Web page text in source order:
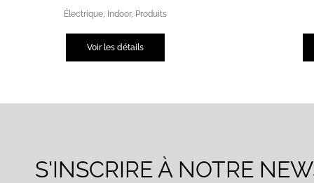
Électrique, Indoor, Produits
Voir les détails
S'INSCRIRE À NOTRE